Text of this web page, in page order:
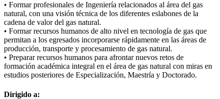
• Formar profesionales de Ingeniería relacionados al área del gas
natural, con una visión técnica de los diferentes eslabones de la
cadena de valor del gas natural.
• Formar recursos humanos de alto nivel en tecnología de gas que
permitan a los egresados incorporarse rápidamente en las áreas de
producción, transporte y procesamiento de gas natural.
• Preparar recursos humanos para afrontar nuevos retos de
formación académica integral en el área de gas natural con miras en
estudios posteriores de Especialización, Maestría y Doctorado.
Dirigido a: